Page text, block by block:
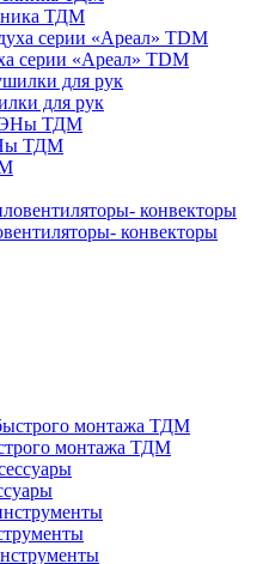
ТДМ
серии «Ареал» TDM
для рук
ТДМ
конвекторы
монтажа ТДМ